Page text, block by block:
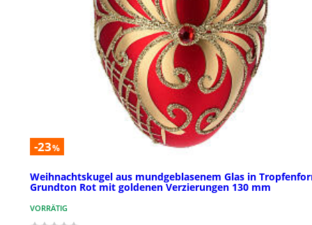
-23%
Weihnachtskugel aus mundgeblasenem Glas in
Grundton Rot mit goldenen Verzierungen 130 mm
VORRÄTIG